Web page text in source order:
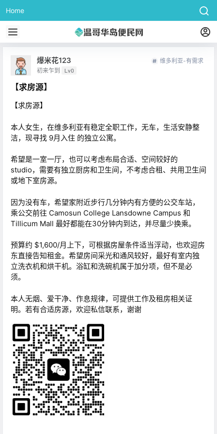
Home
爆米花123
初来乍到 Lv0
维多利亚-有需求
【求房源】
【求房源】
本人女生，在维多利亚有稳定全职工作，无车，生活安静整
洁，现寻找 9月入住 的独立公寓。
希望是一室一厅，也可以考虑布局合适、空间较好的
studio，需要有独立厨房和卫生间，不考虑合租、共用卫生间
或地下室房源。
因为没有车，希望家附近步行几分钟内有方便的公交车站，
乘公交前往 Camosun College Lansdowne Campus 和
Tillicum Mall 最好都能在30分钟内到达，并尽量少换乘。
预算约 $1,600/月上下，可根据房屋条件适当浮动，也欢迎房
东直接告知租金。希望房间采光和通风较好，最好有室内独
立洗衣机和烘干机。浴缸和洗碗机属于加分项，但不是必
须。
本人无烟、爱干净、作息规律，可提供工作及租房相关证
明。若有合适房源，欢迎私信联系，谢谢